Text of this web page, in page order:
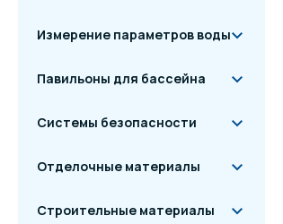
Измерение параметров воды
Павильоны для бассейна
Системы безопасности
Отделочные материалы
Строительные материалы